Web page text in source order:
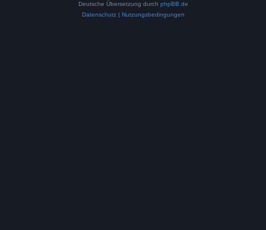
Deutsche Übersetzung durch phpBB.de
Datenschutz| Nutzungsbedingungen